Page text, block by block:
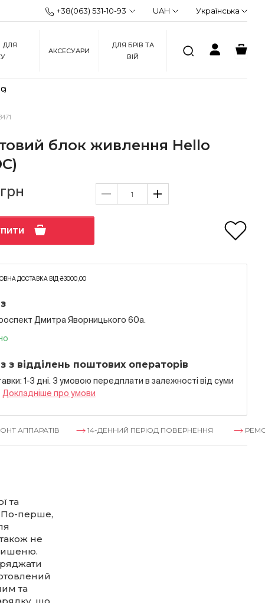
+38(063) 531-10-93 UAH Українська
ДЛЯ
АКСЕСУАРИ
ДЛЯ БРІВ ТА
ВІЙ
блок живлення Hello
ДОСТАВКА ВІД ₴3000,00
Дмитра Яворницького 60а.
з відділень поштових операторів
1-3 дні. З умовою передплати в залежностi вiд суми
Докладнiше про умови
14-ДЕННИЙ ПЕРІОД ПОВЕРНЕННЯ РЕМОНТ
та
По-перше,
не
та